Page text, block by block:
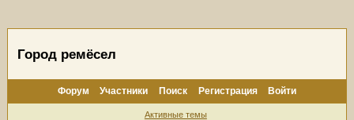
Город ремёсел
Форум Участники Поиск Регистрация Войти
Активные темы